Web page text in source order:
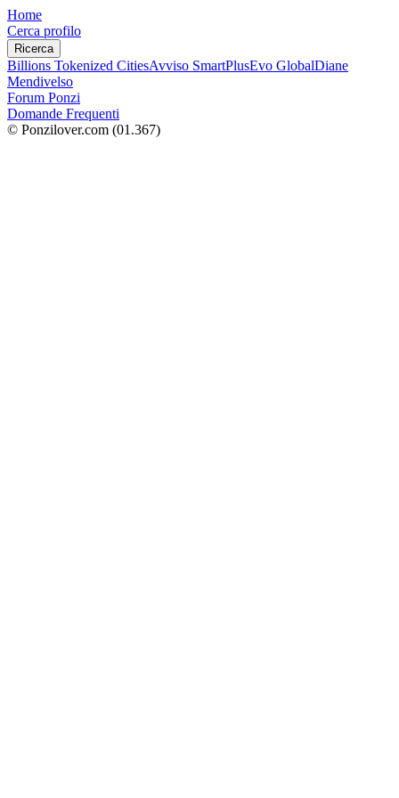
Home
Cerca profilo
Ricerca
Billions Tokenized CitiesAvviso SmartPlusEvo GlobalDiane
Mendivelso
Forum Ponzi
Domande Frequenti
© Ponzilover.com (01.367)